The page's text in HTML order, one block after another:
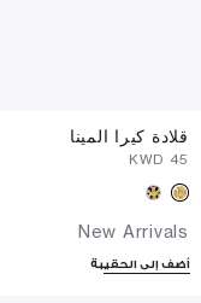
قلادة كيرا المينا
New Arrivals
أضف إلى الحقيبة